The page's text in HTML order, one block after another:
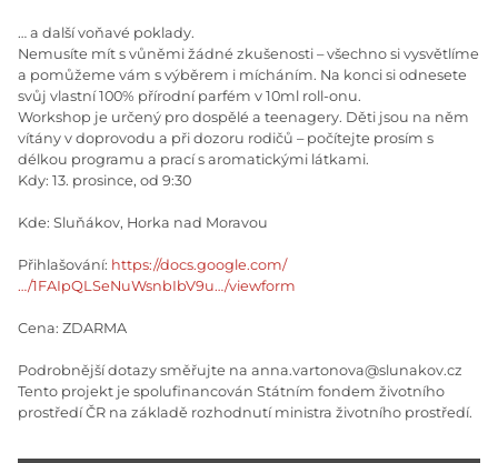
… a další voňavé poklady.
Nemusíte mít s vůněmi žádné zkušenosti – všechno si vysvětlíme
a pomůžeme vám s výběrem i mícháním. Na konci si odnesete
svůj vlastní 100% přírodní parfém v 10ml roll-onu.
Workshop je určený pro dospělé a teenagery. Děti jsou na něm
vítány v doprovodu a při dozoru rodičů – počítejte prosím s
délkou programu a prací s aromatickými látkami.
Kdy: 13. prosince, od 9:30
Kde: Sluňákov, Horka nad Moravou
Přihlašování: https://docs.google.com/
…/1FAIpQLSeNuWsnbIbV9u…/viewform
Cena: ZDARMA
Podrobnější dotazy směřujte na anna.vartonova@slunakov.cz
Tento projekt je spolufinancován Státním fondem životního
prostředí ČR na základě rozhodnutí ministra životního prostředí.